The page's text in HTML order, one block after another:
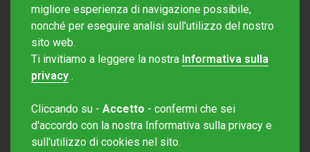
Editore Rotostampa SA
Sito creato daRedesign
migliore esperienza di navigazione possibile,
nonché per eseguire analisi sull'utilizzo del nostro
sito web.
Ti invitiamo a leggere la nostra Informativa sulla
privacy .
Cliccando su - Accetto - confermi che sei
d'accordo con la nostra Informativa sulla privacy e
sull'utilizzo di cookies nel sito.